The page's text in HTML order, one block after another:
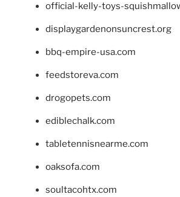
official-kelly-toys-
displaygardenonsuncrest.org
bbq-empire-usa.com
feedstoreva.com
drogopets.com
ediblechalk.com
tabletennisnearme.com
oaksofa.com
soultacohtx.com